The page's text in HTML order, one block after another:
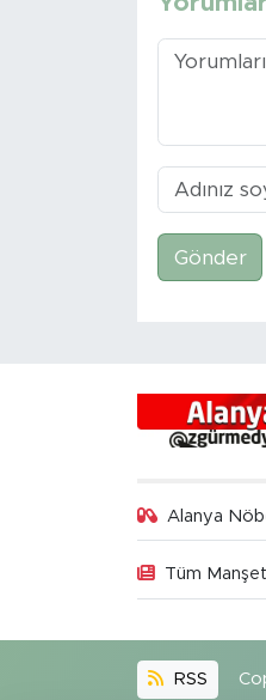
Gönder
Alanya
Tüm
RSS